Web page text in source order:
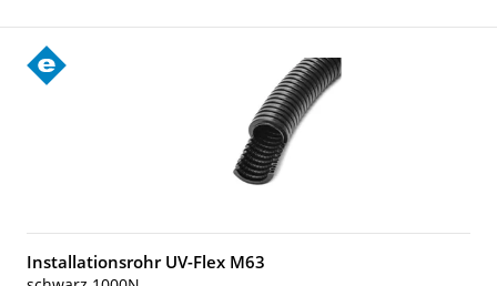
Installationsrohr UV-Flex M63